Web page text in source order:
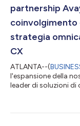
partnership
coinvolgimento
strategia
CX
ATLANTA--(
l'espansione della
leader di soluzioni di
coinvolgimento dei